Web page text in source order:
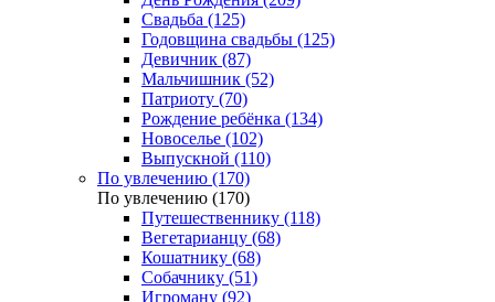
Свадьба (125)
Годовщина свадьбы (125)
Девичник (87)
Мальчишник (52)
Патриоту (70)
Рождение ребёнка (134)
Новоселье (102)
Выпускной (110)
По увлечению (170)
По увлечению (170)
Путешественнику (118)
Вегетарианцу (68)
Кошатнику (68)
Собачнику (51)
Игроману (92)